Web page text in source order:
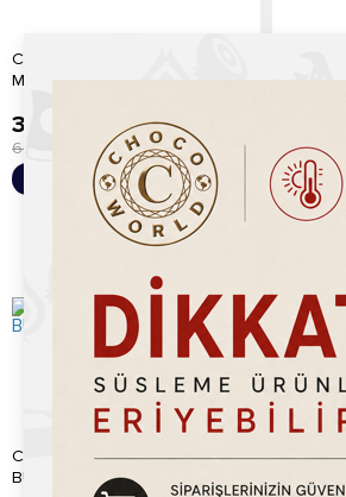
Chocoworld Tutti Furitti
Marshmallow 1kg
%
İndirim
399.20
600.00
Sepete Ekle
600.00
CHOCOWORLD YEŞİL
BUĞDAY PATLAĞI
750gr